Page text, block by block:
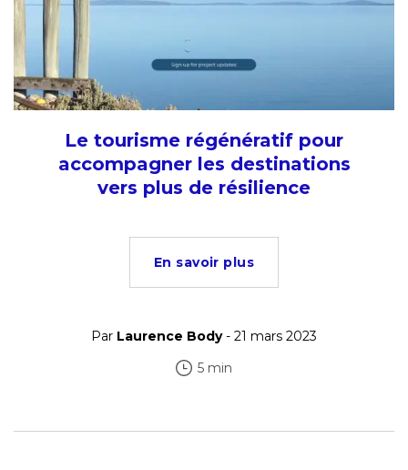
Le tourisme régénératif pour
accompagner les destinations
vers plus de résilience
En savoir plus
Par Laurence Body- 21 mars 2023
5 min